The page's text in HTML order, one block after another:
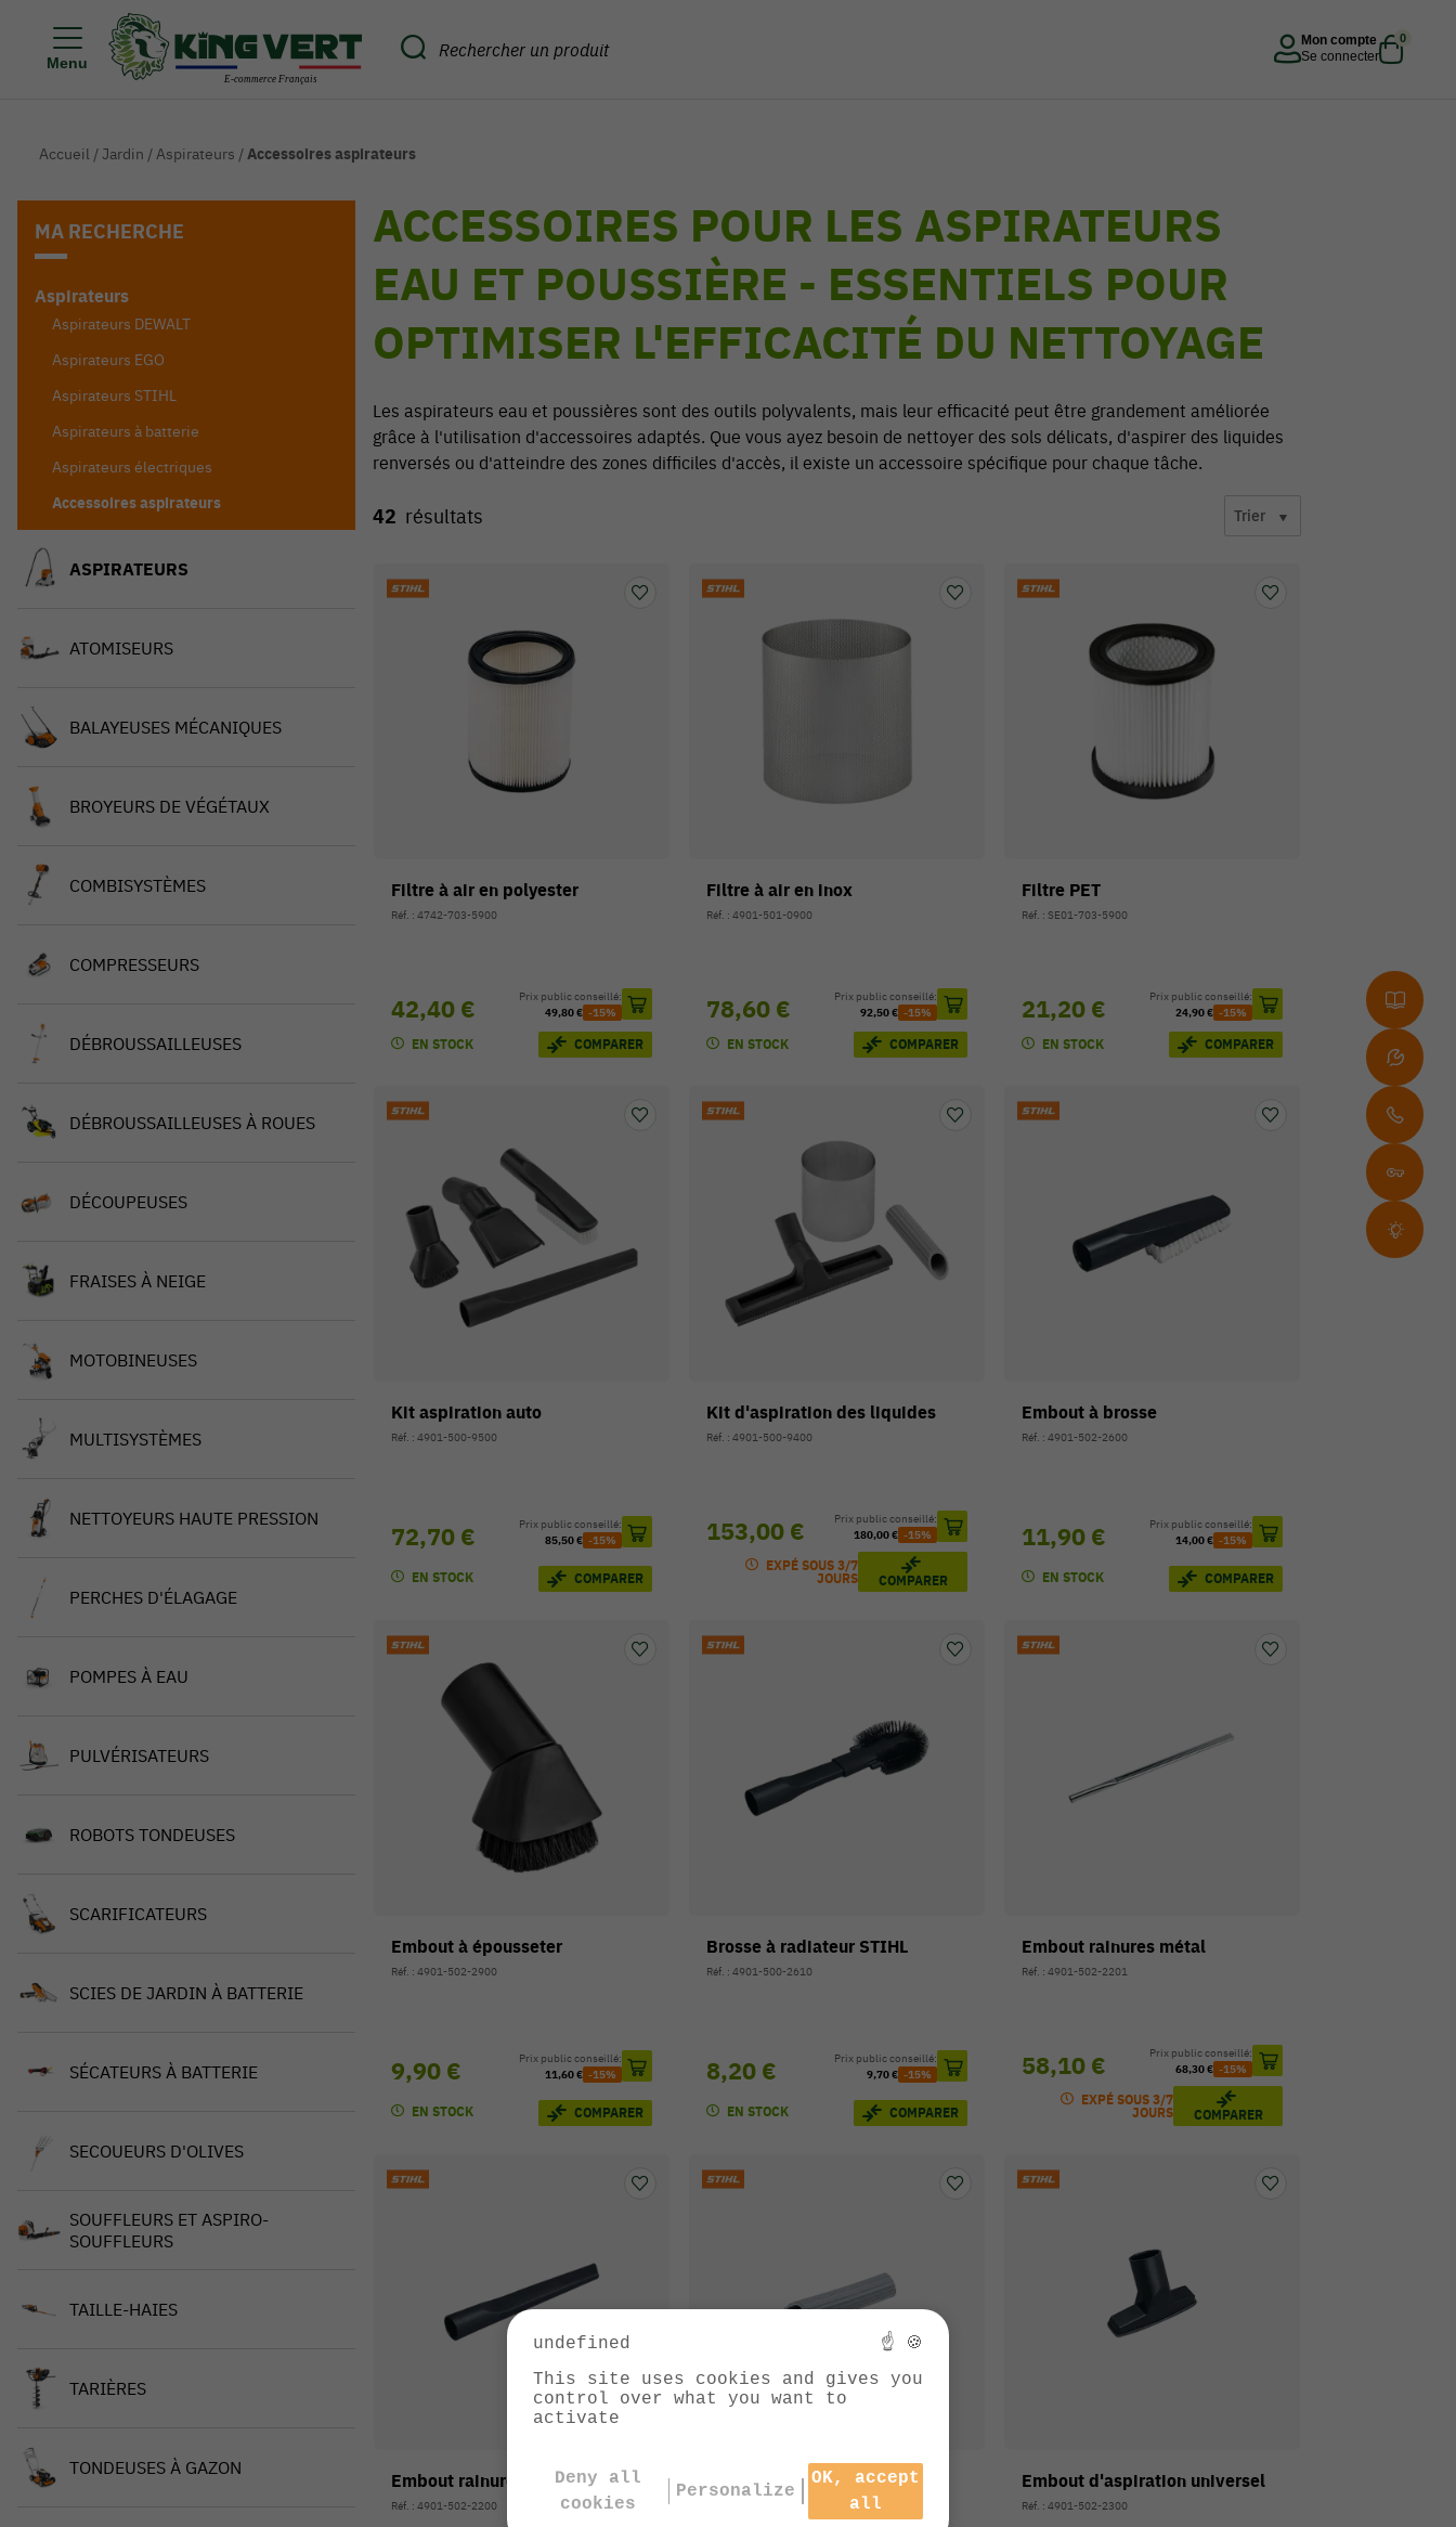
Menu
Mon compte
Se connecter
0
Accueil / Jardin /Aspirateurs /Accessoires aspirateurs
MA RECHERCHE
Aspirateurs
Aspirateurs DEWALT
Aspirateurs EGO
Aspirateurs STIHL
Aspirateurs à batterie
Aspirateurs électriques
Accessoires aspirateurs
ASPIRATEURS
ATOMISEURS
BALAYEUSES MÉCANIQUES
BROYEURS DE VÉGÉTAUX
COMBISYSTÈMES
COMPRESSEURS
DÉBROUSSAILLEUSES
DÉBROUSSAILLEUSES À ROUES
DÉCOUPEUSES
FRAISES À NEIGE
MOTOBINEUSES
MULTISYSTÈMES
NETTOYEURS HAUTE PRESSION
PERCHES D'ÉLAGAGE
POMPES À EAU
PULVÉRISATEURS
ROBOTS TONDEUSES
SCARIFICATEURS
SCIES DE JARDIN À BATTERIE
SÉCATEURS À BATTERIE
SECOUEURS D'OLIVES
SOUFFLEURS ET ASPIRO-
SOUFFLEURS
TAILLE-HAIES
TARIÈRES
TONDEUSES À GAZON
ACCESSOIRES POUR LES ASPIRATEURS
EAU ET POUSSIÈRE - ESSENTIELS POUR
OPTIMISER L'EFFICACITÉ DU NETTOYAGE
Les aspirateurs eau et poussières sont des outils polyvalents, mais leur efficacité peut être grandement améliorée
grâce à l'utilisation d'accessoires adaptés. Que vous ayez besoin de nettoyer des sols délicats, d'aspirer des liquides
renversés ou d'atteindre des zones difficiles d'accès, il existe un accessoire spécifique pour chaque tâche.
42 résultats Trier
Filtre à air en polyester
Réf. : 4742-703-5900
42,40 €
Prix public conseillé:
49,80 € -15%
EN STOCK COMPARER
Filtre à air en inox
Réf. : 4901-501-0900
78,60 €
Prix public conseillé:
92,50 € -15%
EN STOCK COMPARER
Filtre PET
Réf. : SE01-703-5900
21,20 €
Prix public conseillé:
24,90 € -15%
EN STOCK COMPARER
Kit aspiration auto
Réf. : 4901-500-9500
72,70 €
Prix public conseillé:
85,50 € -15%
EN STOCK COMPARER
Kit d'aspiration des liquides
Réf. : 4901-500-9400
153,00 €
Prix public conseillé:
180,00 € -15%
EXPÉ SOUS 3/7
JOURS
COMPARER
Embout à brosse
Réf. : 4901-502-2600
11,90 €
Prix public conseillé:
14,00 € -15%
EN STOCK COMPARER
Embout à épousseter
Réf. : 4901-502-2900
9,90 €
Prix public conseillé:
11,60 € -15%
EN STOCK COMPARER
Brosse à radiateur STIHL
Réf. : 4901-500-2610
8,20 €
Prix public conseillé:
9,70 € -15%
EN STOCK COMPARER
Embout rainures métal
Réf. : 4901-502-2201
58,10 €
Prix public conseillé:
68,30 € -15%
EXPÉ SOUS 3/7
JOURS
COMPARER
Embout rainures plastique
Réf. : 4901-502-2200
Embout anti-abrasion
Réf. : 4901-502-2400
Embout d'aspiration universel
Réf. : 4901-502-2300
undefined
☝ 🍪
This site uses cookies and gives you
control over what you want to
activate
Deny all
cookies
Personalize
OK, accept
all